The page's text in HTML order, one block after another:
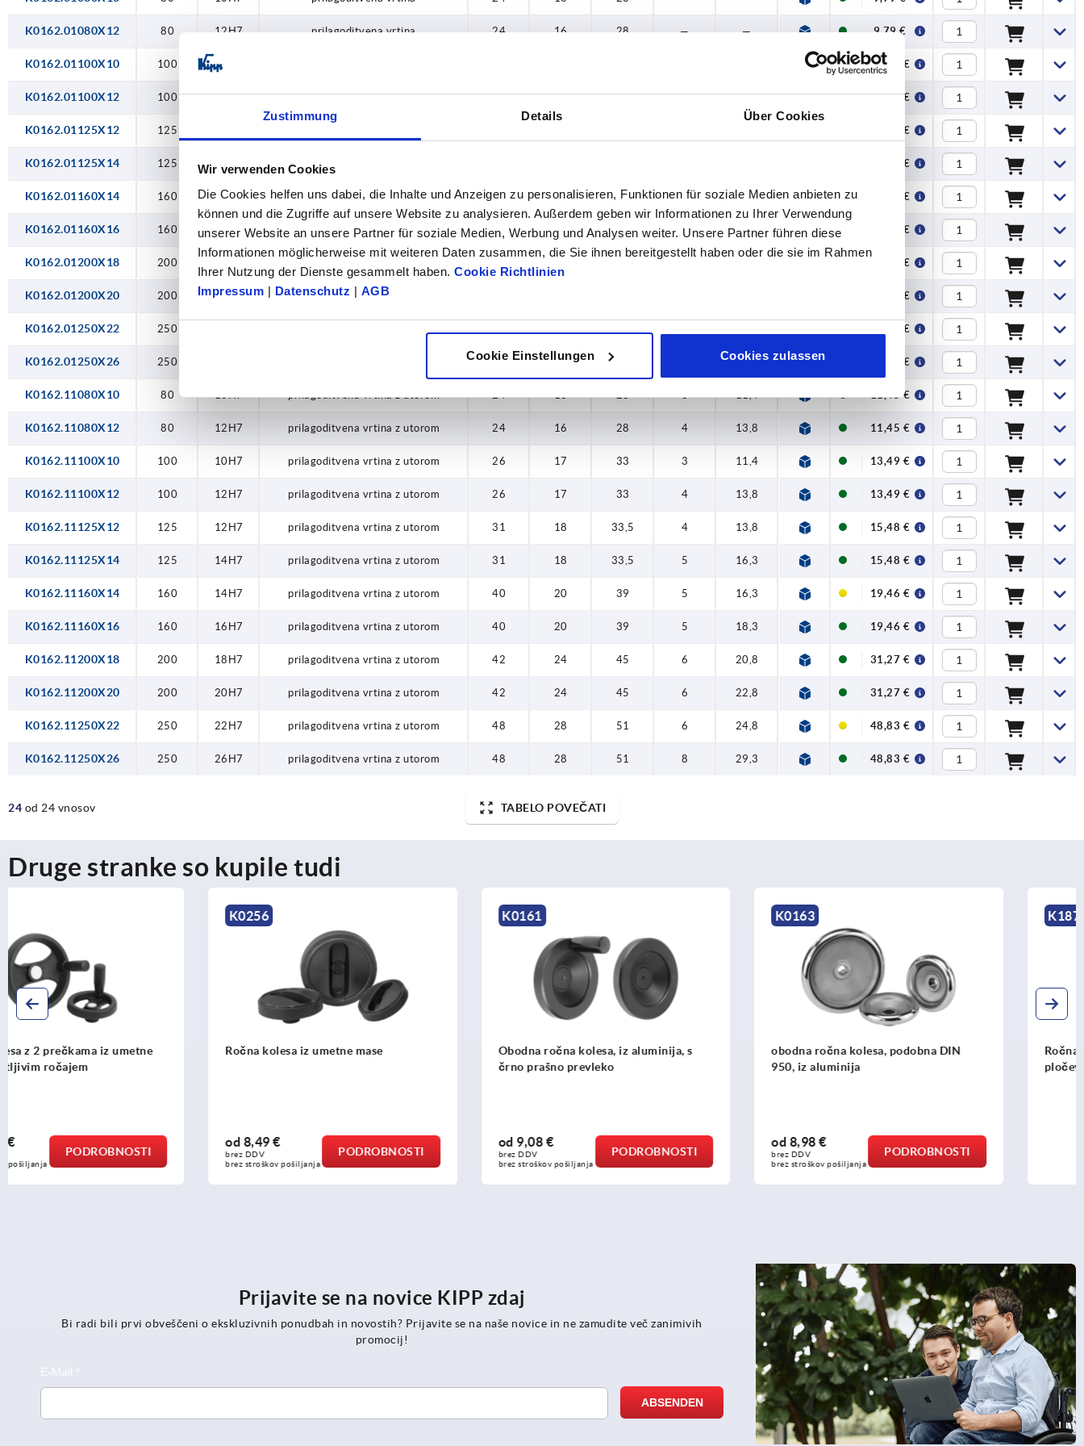
Zustimmung Details Über Cookies
Wir verwenden Cookies
Die Cookies helfen uns dabei, die Inhalte und Anzeigen zu personalisieren, Funktionen für soziale Medien anbieten zu
können und die Zugriffe auf unsere Website zu analysieren. Außerdem geben wir Informationen zu Ihrer Verwendung
unserer Website an unsere Partner für soziale Medien, Werbung und Analysen weiter. Unsere Partner führen diese
Informationen möglicherweise mit weiteren Daten zusammen, die Sie ihnen bereitgestellt haben oder die sie im Rahmen
Ihrer Nutzung der Dienste gesammelt haben. Cookie Richtlinien
Impressum | Datenschutz | AGB
Cookie Einstellungen Cookies zulassen
K0162.01080X12 80 12H7 prilagoditvena vrtina 24 16 28 — — 9,79 €
K0162.01100X10 100 10H7 11,83 €
K0162.01100X12 100 12H7 prilagoditvena vrtina 26 17 33 — — 11,83 €
K0162.01125X12 125 13,73 €
K0162.01125X14 125 prilagoditvena vrtina 13,73 €
K0162.01160X14 160 14H7 prilagoditvena vrtina 40 20 39 — — 17,61 €
K0162.01160X16 160 16H7 prilagoditvena vrtina 40 20 39 — — 17,61 €
K0162.01200X18 200 29,20 €
K0162.01200X20 200 20H7 prilagoditvena vrtina 29,20 €
K0162.01250X22 250 46,19 €
K0162.01250X26 250 48 28 — 46,19 €
K0162.11080X10 80 10H7 prilagoditvena vrtina z utorom 24 16 28 3 11,4 11,45 €
K0162.11080X12 80 12H7 prilagoditvena vrtina z utorom 24 16 28 4 13,8 11,45 €
K0162.11100X10 100 10H7 prilagoditvena vrtina z utorom 26 17 33 3 11,4 13,49 €
K0162.11100X12 100 12H7 prilagoditvena vrtina z utorom 26 17 33 4 13,8 13,49 €
K0162.11125X12 125 12H7 prilagoditvena vrtina z utorom 31 18 33,5 4 13,8 15,48 €
K0162.11125X14 125 14H7 prilagoditvena vrtina z utorom 31 18 33,5 5 16,3 15,48 €
K0162.11160X14 160 14H7 prilagoditvena vrtina z utorom 40 20 39 5 16,3 19,46 €
K0162.11160X16 160 16H7 prilagoditvena vrtina z utorom 40 20 39 5 18,3 19,46 €
K0162.11200X18 200 18H7 prilagoditvena vrtina z utorom 42 24 45 6 20,8 31,27 €
K0162.11200X20 200 20H7 prilagoditvena vrtina z utorom 42 24 45 6 22,8 31,27 €
K0162.11250X22 250 22H7 prilagoditvena vrtina z utorom 48 28 51 6 24,8 48,83 €
K0162.11250X26 250 26H7 prilagoditvena vrtina z utorom 48 28 51 8 29,3 48,83 €
24 od 24 vnosov TABELO POVEČATI
Druge stranke so kupile tudi
Ročna kolesa iz umetne mase
8,49 €
brez stroškov pošiljanja
PODROBNOSTI
Obodna ročna kolesa, iz aluminija, s
9,08 €
brez stroškov pošiljanja
PODROBNOSTI
obodna ročna kolesa, podobna DIN
950, iz aluminija
8,98 €
brez stroškov pošiljanja
PODROBNOSTI
Ročna kolesa s prečkami iz jeklene
pločevine, z vrtljivo valjasto ročico
13,94 €
brez stroškov pošiljanja
PODROBNOSTI
Prijavite se na novice KIPP zdaj
Bi radi bili prvi obveščeni o ekskluzivnih ponudbah in novostih? Prijavite se na naše novice in ne zamudite več zanimivih
promocij!